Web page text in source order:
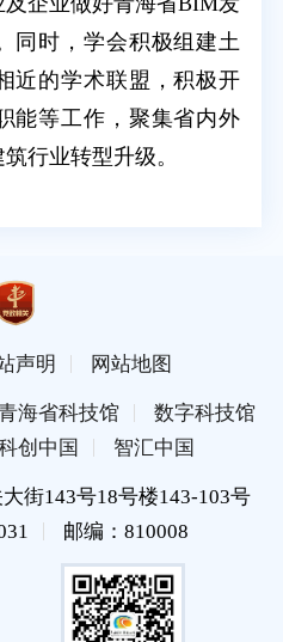
同时，学会积极组建土
近的学术联盟，积极开
能等工作，聚集省内外
行业转型升级。
声明 网站地图
海省科技馆
数字科技馆
创中国 智汇中国
街143号18号楼143-103号
邮编：810008